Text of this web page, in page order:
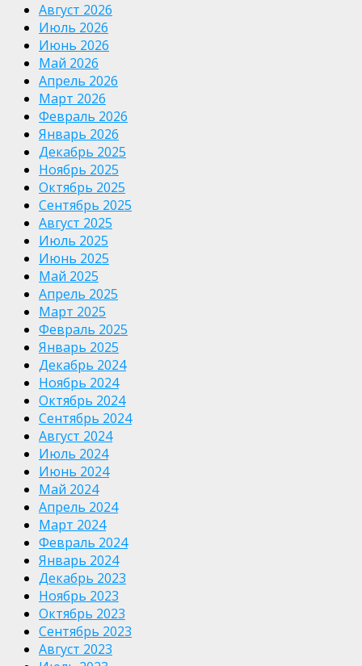
Август 2026
Июль 2026
Июнь 2026
Май 2026
Апрель 2026
Март 2026
Февраль 2026
Январь 2026
Декабрь 2025
Ноябрь 2025
Октябрь 2025
Сентябрь 2025
Август 2025
Июль 2025
Июнь 2025
Май 2025
Апрель 2025
Март 2025
Февраль 2025
Январь 2025
Декабрь 2024
Ноябрь 2024
Октябрь 2024
Сентябрь 2024
Август 2024
Июль 2024
Июнь 2024
Май 2024
Апрель 2024
Март 2024
Февраль 2024
Январь 2024
Декабрь 2023
Ноябрь 2023
Октябрь 2023
Сентябрь 2023
Август 2023